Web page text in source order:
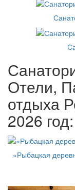
Отели,
отдыха
2026 год:
«Рыбацкая